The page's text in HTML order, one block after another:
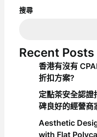
搜尋
Recent Posts
香港有沒有
折扣方案?
定點茶安全認證
碑良好的經營商
Aesthetic
with Flat